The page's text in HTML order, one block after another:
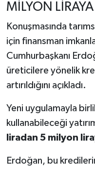
MİLYON
Konuşmasında
için finansman
Cumhurbaşkanı
üreticilere yönelik
artırıldığını açıkladı.
Yeni uygulamayla
kullanabileceği
liradan 5 milyon
Erdoğan, bu kredilerin